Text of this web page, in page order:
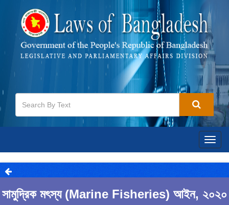
সামুদ্রিক মৎস্য (Marine Fisheries) আইন, ২০২০